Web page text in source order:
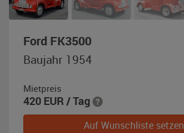
Ford FK3500,
/
weiß
Baujahr 1954
Mietpreis
420 EUR / Tag
Auf Wunschliste setzen